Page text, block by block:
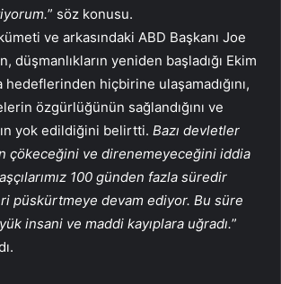
” söz konusu.
ve arkasındaki ABD Başkanı Joe
düşmanlıkların yeniden başladığı Ekim
hedeflerinden hiçbirine ulaşamadığını,
özgürlüğünün sağlandığını ve
yok edildiğini belirtti. Bazı devletler
çökeceğini ve direnemeyeceğini iddia
100 günden fazla süredir
püskürtmeye devam ediyor. Bu süre
insani ve maddi kayıplara uğradı.”